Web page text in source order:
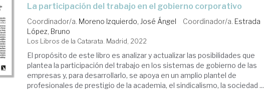
la participación del trabajo en el gobierno corporativo
Coordinador/a. Moreno Izquierdo, José Ángel Coordinador/a. Estrada
López, Bruno
Los Libros de la Catarata. Madrid, 2022
El propósito de este libro es analizar y actualizar las posibilidades que
plantea la participación del trabajo en los sistemas de gobierno de las
empresas y, para desarrollarlo, se apoya en un amplio plantel de
profesionales de prestigio de la academia, el sindicalismo, la sociedad ...